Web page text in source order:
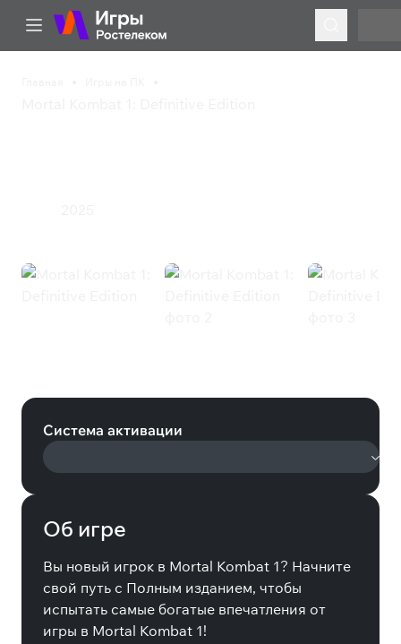
Система активации
Об игре
Вы новый игрок в Mortal Kombat 1? Начните
свой путь с Полным изданием, чтобы
испытать самые богатые впечатления от
игры в Mortal Kombat 1!